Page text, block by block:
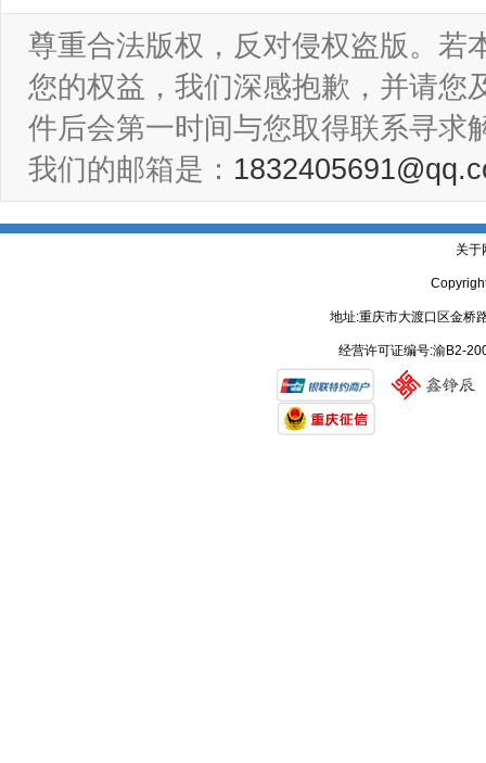
尊重合法版权，反对侵权盗版。若
您的权益，我们深感抱歉，并请您
件后会第一时间与您取得联系寻求
我们的邮箱是：
关于
地址:重庆市大渡口区金
经营许可证编号:渝B2-